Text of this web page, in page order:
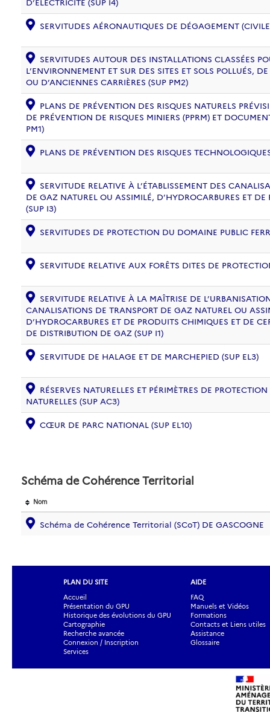
D’ÉLECTRICITÉ (SUP I4)
SERVITUDES AÉRONAUTIQUES DE DÉGAGEMENT
SERVITUDES AUTOUR DES INSTALLATIONS CLASSÉES
L’ENVIRONNEMENT ET SUR DES SITES ET SOLS POLLUÉS,
OU D’ANCIENNES CARRIÈRES (SUP PM2)
PLANS DE PRÉVENTION DES RISQUES NATURELS
DE PRÉVENTION DE RISQUES MINIERS (PPRM) ET
PM1)
PLANS DE PRÉVENTION DES RISQUES
SERVITUDE RELATIVE À L’ÉTABLISSEMENT DES
DE GAZ NATUREL OU ASSIMILÉ, D’HYDROCARBURES ET
(SUP I3)
SERVITUDES DE PROTECTION DU DOMAINE PUBLIC
SERVITUDE RELATIVE AUX FORÊTS DITES DE
SERVITUDE RELATIVE À LA MAÎTRISE DE
CANALISATIONS DE TRANSPORT DE GAZ NATUREL OU
D’HYDROCARBURES ET DE PRODUITS CHIMIQUES ET DE
DE DISTRIBUTION DE GAZ (SUP I1)
SERVITUDE DE HALAGE ET DE MARCHEPIED (SUP EL3)
RÉSERVES NATURELLES ET PÉRIMÈTRES DE
NATURELLES (SUP AC3)
CŒUR DE PARC NATIONAL (SUP EL10)
Schéma de Cohérence Territorial
Nom
Schéma de Cohérence Territorial (SCoT) DE GASCOGNE
PLAN DU SITE
Accueil
Présentation du GPU
Historique des évolutions du GPU
Cartographie
Recherche avancée
Connexion / Inscription
Services
AIDE
FAQ
Manuels et Vidéos
Formations
Contacts et Liens utiles
Assistance
Glossaire